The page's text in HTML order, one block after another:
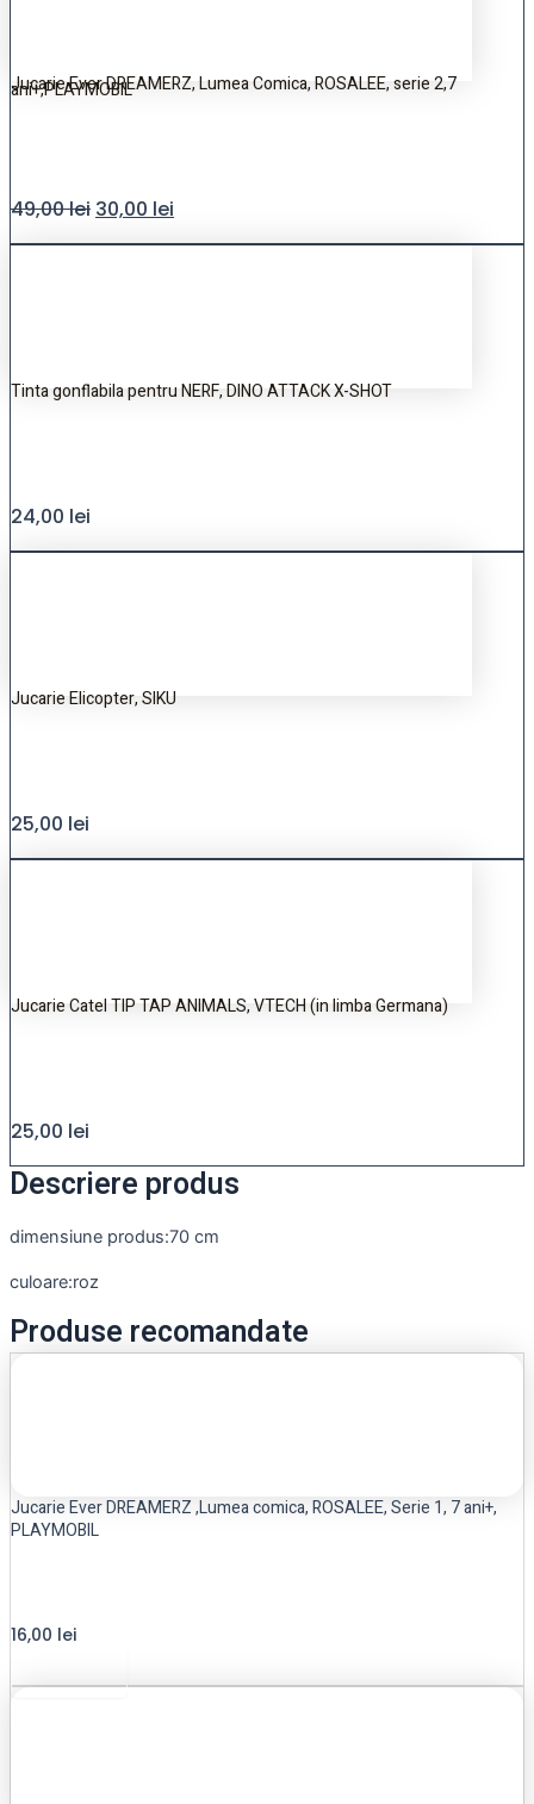
Jucarie Ever DREAMERZ, Lumea Comica, ROSALEE, serie 2,7
ani+,PLAYMOBIL
49,00lei 30,00 lei
Tinta gonflabila pentru NERF, DINO ATTACK X-SHOT
24,00 lei
Jucarie Elicopter, SIKU
25,00 lei
Jucarie Catel TIP TAP ANIMALS, VTECH (in limba Germana)
25,00 lei
Descriere produs
dimensiune produs:70 cm
culoare:roz
Produse recomandate
Jucarie Ever DREAMERZ ,Lumea comica, ROSALEE, Serie 1, 7 ani+,
PLAYMOBIL
16,00 lei